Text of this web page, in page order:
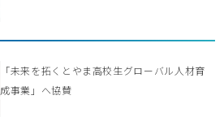
「未来を拓くとやま高校生グローバル人材育
成事業」へ協賛